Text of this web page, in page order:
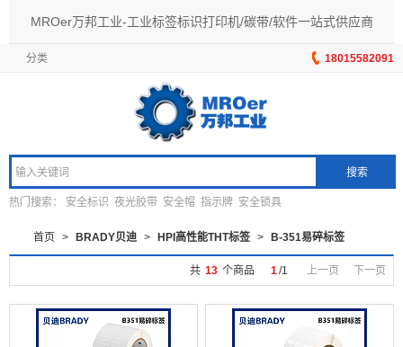
MROer万邦工业-工业标签标识打印机/碳带/软件一站式供应商
18015582091
分类
搜索
热门搜索： 安全标识 夜光胶带 安全帽 指示牌 安全锁具
首页 > BRADY贝迪 > HPI高性能THT标签 > B-351易碎标签
共 13 个商品 1 /1 上一页 下一页